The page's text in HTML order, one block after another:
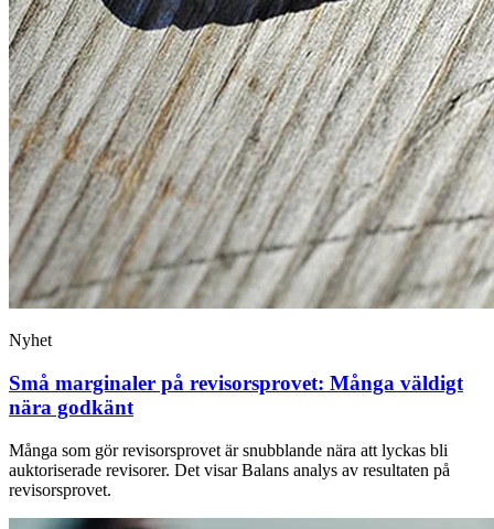
Nyhet
Små marginaler på revisorsprovet: Många väldigt
nära godkänt
Många som gör revisorsprovet är snubblande nära att lyckas bli
auktoriserade revisorer. Det visar Balans analys av resultaten på
revisorsprovet.